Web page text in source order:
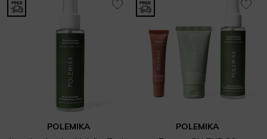
POLEMIKA
POLEMIKA